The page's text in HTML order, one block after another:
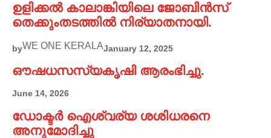
ഉളിക്കൽ കാലാങ്കിയിലെ ജോബിൻസ്
തെക്കുംതടത്തിൽ നിര്യാതനായി.
byWE ONE KERALAJanuary 12, 2025
ഔഷധസസ്യകൃഷി ആരംഭിച്ചു.
June 14, 2026
ഡോക്ടർ ഐശ്വര്യ ശശിധരനെ
അനുമോദിച്ചു